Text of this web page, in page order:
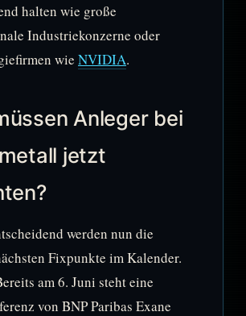
halten wie große
Industriekonzerne oder
wie NVIDIA.
Anleger bei
jetzt
werden nun die
Fixpunkte im Kalender.
am 6. Juni steht eine
von BNP Paribas Exane